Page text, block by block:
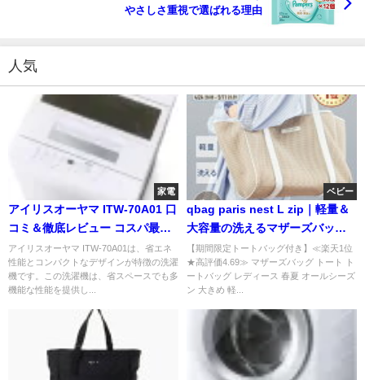
やさしさ重視で選ばれる理由
人気
家電
アイリスオーヤマ ITW-70A01 口
コミ＆徹底レビュー コスパ最高
の省エネ洗濯機
アイリスオーヤマ ITW-70A01は、省エネ
性能とコンパクトなデザインが特徴の洗濯
機です。この洗濯機は、省スペースでも多
機能な性能を提供し...
ベビー
qbag paris nest L zip｜軽量＆
大容量の洗えるマザーズバッグ
人気モデル
【期間限定トートバッグ付き】≪楽天1位
★高評価4.69≫ マザーズバッグ トート ト
ートバッグ レディース 春夏 オールシーズ
ン 大きめ 軽...